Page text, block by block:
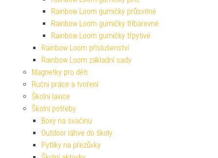
Rainbow Loom gumičky průsvitné
Rainbow Loom gumičky tříbarevné
Rainbow Loom gumičky třpytivé
Rainbow Loom příslušenství
Rainbow Loom základní sady
Magnetky pro děti
Ruční práce a tvoření
Školní lavice
Školní potřeby
Boxy na svačinu
Outdoor láhve do školy
Pytlíky na přezůvky